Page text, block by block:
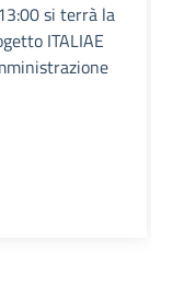
si terrà la
ITALIAE